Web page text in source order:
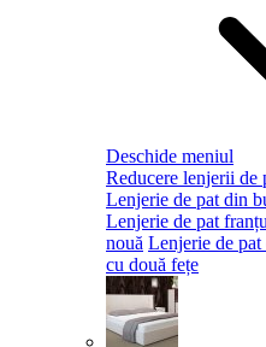
Deschide meniul
Reducere lenjerii de
Lenjerie de pat din
Lenjerie de pat
nouă Lenjerie de
cu două fețe